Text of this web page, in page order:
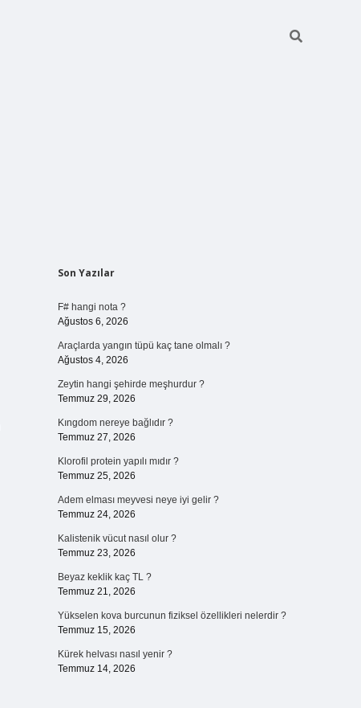
Sidebar
Son Yazılar
F# hangi nota ?
Ağustos 6, 2026
Araçlarda yangın tüpü kaç tane olmalı ?
Ağustos 4, 2026
Zeytin hangi şehirde meşhurdur ?
Temmuz 29, 2026
Kıngdom nereye bağlıdır ?
Temmuz 27, 2026
Klorofil protein yapılı mıdır ?
Temmuz 25, 2026
Adem elması meyvesi neye iyi gelir ?
Temmuz 24, 2026
Kalistenik vücut nasıl olur ?
Temmuz 23, 2026
Beyaz keklik kaç TL ?
Temmuz 21, 2026
Yükselen kova burcunun fiziksel özellikleri nelerdir ?
Temmuz 15, 2026
Kürek helvası nasıl yenir ?
Temmuz 14, 2026